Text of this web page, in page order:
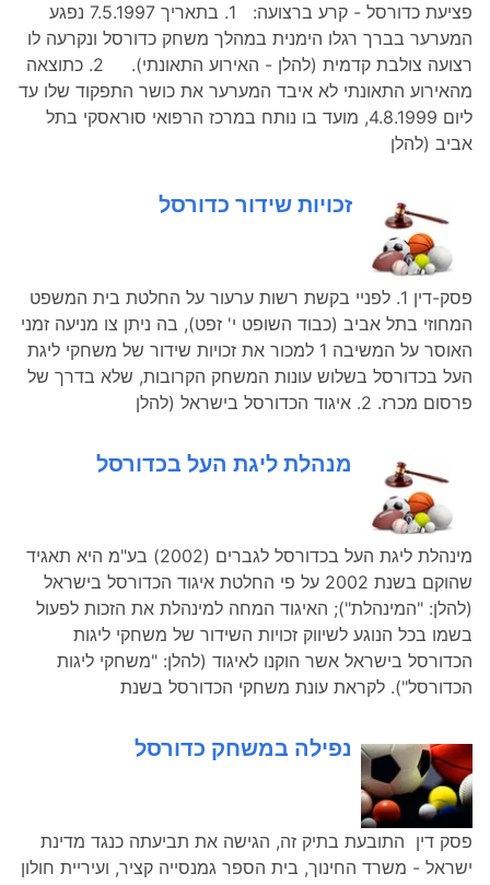
פציעת כדורסל - קרע ברצועה: 1. בתאריך 7.5.1997 נפגע
המערער בברך רגלו הימנית במהלך משחק כדורסל ונקרעה לו
רצועה צולבת קדמית (להלן - האירוע התאונתי). 2. כתוצאה
מהאירוע התאונתי לא איבד המערער את כושר התפקוד שלו עד
ליום 4.8.1999, מועד בו נותח במרכז הרפואי סוראסקי בתל
אביב (להלן
זכויות שידור כדורסל
פסק-דין 1. לפניי בקשת רשות ערעור על החלטת בית המשפט
המחוזי בתל אביב (כבוד השופט י' זפט), בה ניתן צו מניעה זמני
האוסר על המשיבה 1 למכור את זכויות שידור של משחקי ליגת
העל בכדורסל בשלוש עונות המשחק הקרובות, שלא בדרך של
פרסום מכרז. 2. איגוד הכדורסל בישראל (להלן
מנהלת ליגת העל בכדורסל
מינהלת ליגת העל בכדורסל לגברים (2002) בע"מ היא תאגיד
שהוקם בשנת 2002 על פי החלטת איגוד הכדורסל בישראל
(להלן: "המינהלת"); האיגוד המחה למינהלת את הזכות לפעול
בשמו בכל הנוגע לשיווק זכויות השידור של משחקי ליגות
הכדורסל בישראל אשר הוקנו לאיגוד (להלן: "משחקי ליגות
הכדורסל"). לקראת עונת משחקי הכדורסל בשנת
נפילה במשחק כדורסל
פסק דין התובעת בתיק זה, הגישה את תביעתה כנגד מדינת
ישראל - משרד החינוך, בית הספר גמנסייה קציר, ועיריית חולון